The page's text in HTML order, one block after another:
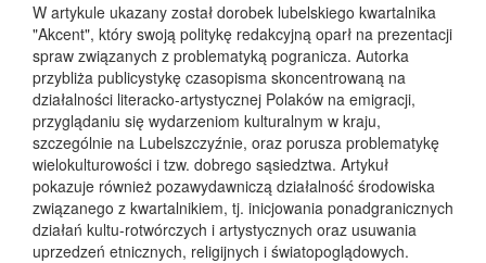
W artykule ukazany został dorobek lubelskiego kwartalnika
"Akcent", który swoją politykę redakcyjną oparł na prezentacji
spraw związanych z problematyką pogranicza. Autorka
przybliża publicystykę czasopisma skoncentrowaną na
działalności literacko-artystycznej Polaków na emigracji,
przyglądaniu się wydarzeniom kulturalnym w kraju,
szczególnie na Lubelszczyźnie, oraz porusza problematykę
wielokulturowości i tzw. dobrego sąsiedztwa. Artykuł
pokazuje również pozawydawniczą działalność środowiska
związanego z kwartalnikiem, tj. inicjowania ponadgranicznych
działań kultu-rotwórczych i artystycznych oraz usuwania
uprzedzeń etnicznych, religijnych i światopoglądowych.